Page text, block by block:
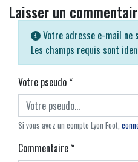
Laisser un
Votre adresse e-mail ne
Les champs requis sont
Votre pseudo*
Si vous avez un compte Lyon Foot,
Commentaire*